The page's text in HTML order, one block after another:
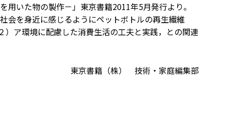
いた物の製作－」東京書籍2011年5月発行より。
会を身近に感じるようにペットボトルの再生繊維
）ア環境に配慮した消費生活の工夫と実践，との関連
東京書籍（株） 技術・家庭編集部